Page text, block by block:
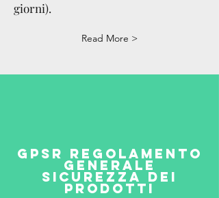
giorni).
Read More >
GPSR REGOLAMENTO
GENERALE
SICUREZZA DEI
PRODOTTI